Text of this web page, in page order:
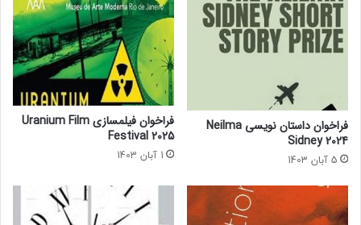
ن
2
i
d
b
i
فراخوان داستان نویسی Neilma
Sidney 2024
5 آبان 1403
فراخوان فیلمسازی Uranium Film
Festival 2025
1 آبان 1403